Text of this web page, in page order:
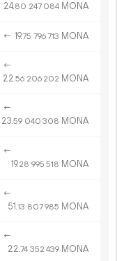
24.80 247 084 MONA
← 19.75 796713 MONA
←
22.56 206 202 MONA
←
23.59 040 308 MONA
←
19.28 995 518 MONA
←
51.13 807985 MONA
←
22.74 352 439 MONA